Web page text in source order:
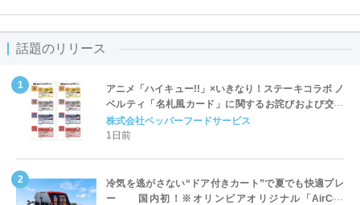
話題のリリース
アニメ「ハイキュー!!」×いきなり！ステーキコラボ ノ
ベルティ「名札風カード」に関するお詫びおよび交換
対応についてのご案内
株式会社ペッパーフードサービス
1日前
冷気を逃がさない“ドア付きカート”で夏でも快適プレ
ー 国内初！※オリンピアオリジナル「AirCon